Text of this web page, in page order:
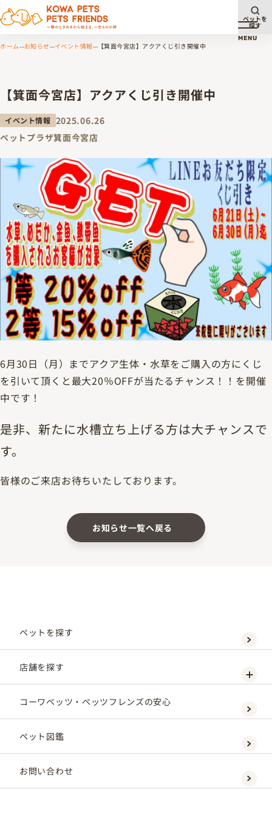
メニ
MENU
ペットを
探す
ホーム お知らせ イベント情報 【箕面今宮店】アクアくじ引き開催中
【箕面今宮店】アクアくじ引き開催中
イベント情報 2025.06.26
ペットプラザ箕面今宮店
6月30日（月）までアクア生体・水草をご購入の方にくじ
を引いて頂くと最大20％OFFが当たるチャンス！！を開催
中です！
是非、新たに水槽立ち上げる方は大チャンスで
す。
皆様のご来店お待ちいたしております。
お知らせ一覧へ戻る
ペットを探す
店舗を探す
コーワペッツ・ペッツフレンズの安心
ペット図鑑
お問い合わせ